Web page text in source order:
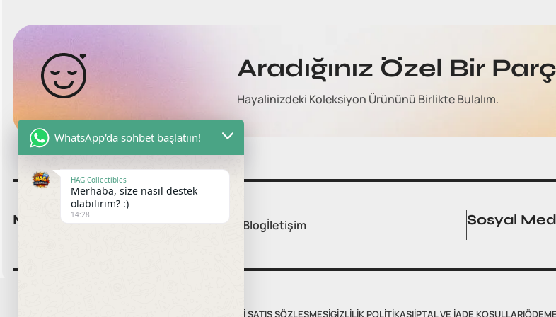
Aradığınız Özel Bir
Hayalinizdeki Koleksiyon Ürününü Birlikte Bulalım.
Menü:Ana SayfaTüm ÜrünlerHakkımızda Blogİletişim Sosyal
MESAFELI SATIŞ SÖZLEŞMESIGIZLILIK POLITIKASIİPTAL VE İADE KOŞULLARI
WhatsApp'da sohbet başlatıın!
HAG Collectibles
Merhaba, size nasıl destek
olabilirim? :)
14:28